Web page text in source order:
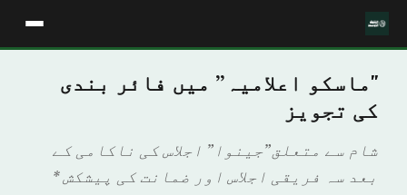
"ماسکو اعلامیہ” میں فائر بندی
کی تجویز
شام سے متعلق”جینوا” اجلاس کی ناکامی کے
بعد سہ فریقی اجلاس اور ضمانت کی پیشکش *